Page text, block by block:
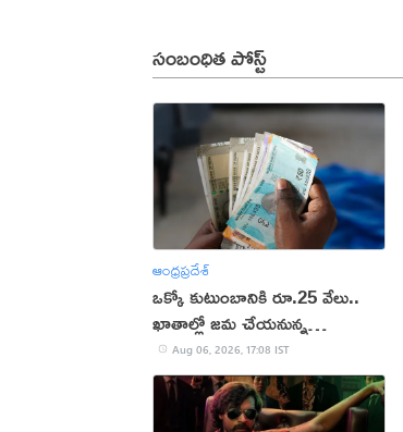
సంబంధిత పోస్ట్
ఆంధ్రప్రదేశ్
ఒక్కో కుటుంబానికి రూ.25 వేలు..
ఖాతాల్లో జ‌మ చేయ‌నున్న
ప్ర‌భుత్వం..!
Aug 06, 2026, 17:08 IST